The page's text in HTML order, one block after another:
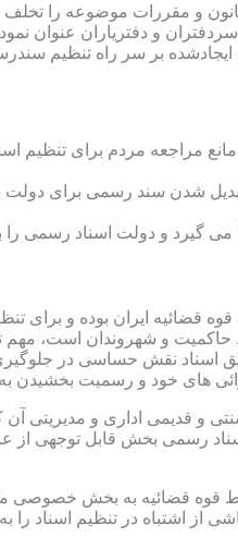
و دفتریاران عنوان
بر سر راه تنظیم
مانع مراجعه مردم برای
شدن سند رسمی برای دولت
و دولت اسناد رسمی را
قوه قضائیه ایران بوده و
و شهروندان است، مهم
اسناد نقش حساسی در
های خود و رسمیت بخشیدن
و قدیمی اداری و
رسمی بخش قابل توجهی از
قوه قضائیه به بخش
از اشتباه در تنظیم اسناد